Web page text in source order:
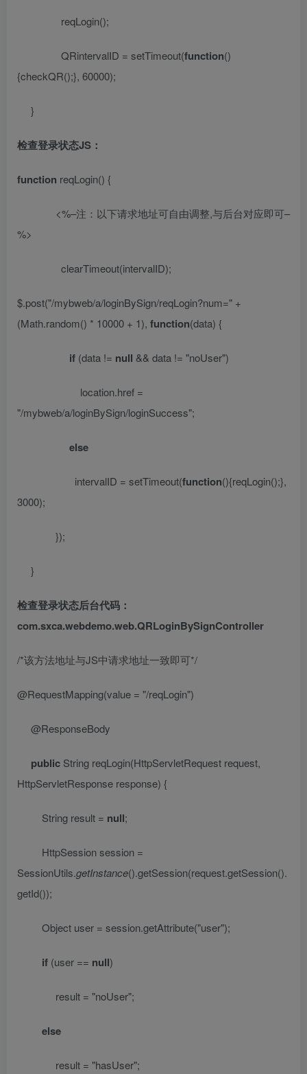
reqLogin();
QRintervalID = setTimeout(function()
{checkQR();}, 60000);
}
检查登录状态JS ：
function reqLogin() {
<%–注：以下请求地址可自由调整,与后台对应即可–
%>
clearTimeout(intervalID);
$.post("/mybweb/a/loginBySign/reqLogin?num=" +
(Math.random() * 10000 + 1), function(data) {
if (data != null && data != "noUser")
location.href =
"/mybweb/a/loginBySign/loginSuccess";
else
intervalID = setTimeout(function(){reqLogin();},
3000);
});
}
检查登录状态后台代码：
com.sxca.webdemo.web.QRLoginBySignController
/*该方法地址与JS中请求地址一致即可*/
@RequestMapping(value = "/reqLogin")
@ResponseBody
public String reqLogin(HttpServletRequest request,
HttpServletResponse response) {
String result = null;
HttpSession session =
SessionUtils.getInstance().getSession(request.getSession().
getId());
Object user = session.getAttribute("user");
if (user == null)
result = "noUser";
else
result = "hasUser";